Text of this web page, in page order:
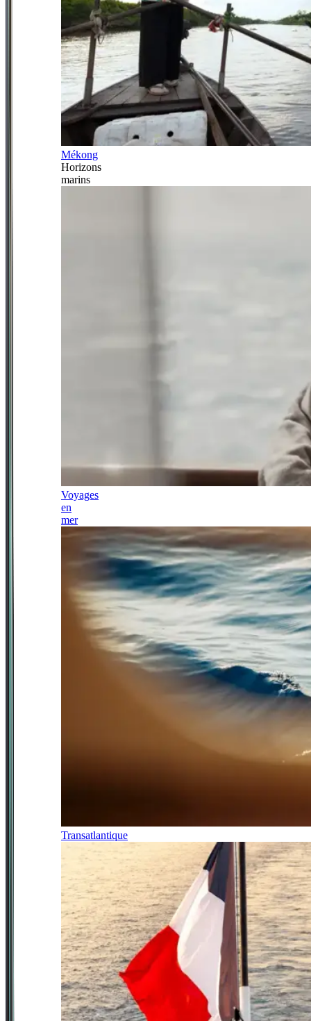
Mékong
Horizons
marins
Voyages
en
mer
Transatlantique